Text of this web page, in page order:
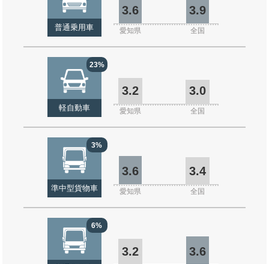
普通乗用車
3.6 3.9
愛知県 全国
23%
軽自動車
3.2 3.0
愛知県 全国
3%
準中型貨物車
3.6 3.4
愛知県 全国
6%
3.2 3.6